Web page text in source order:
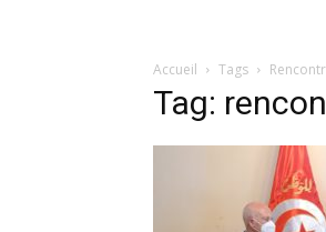
Accueil Tags
Tag: